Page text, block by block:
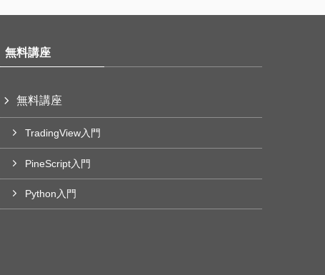
無料講座
無料講座
TradingView入門
PineScript入門
Python入門